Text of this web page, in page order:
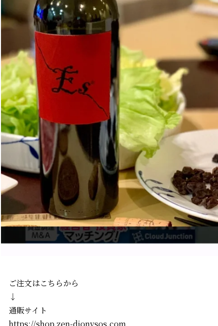
ご注文はこちらから
↓
通販サイト
https://shop.zen-dionysos.com